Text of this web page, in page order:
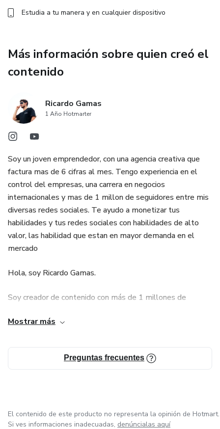
Estudia a tu manera y en cualquier dispositivo
Más información sobre quien creó el
contenido
Ricardo Gamas
1 Año Hotmarter
Soy un joven emprendedor, con una agencia creativa que
factura mas de 6 cifras al mes. Tengo experiencia en el
control del empresas, una carrera en negocios
internacionales y mas de 1 millon de seguidores entre mis
diversas redes sociales. Te ayudo a monetizar tus
habilidades y tus redes sociales con habilidades de alto
valor, las habilidad que estan en mayor demanda en el
mercado
Hola, soy Ricardo Gamas.
Soy creador de contenido con más de 1 millones de
de estoicismo, negocios digitales y desarrollo personal. A
personas a dejar de postergar su potencial y convertirse en
individuos valiosos, enfocados y rentables.
cambiar su mentalidad, su rutina y su manera de generar
ingresos.
Mostrar más
Preguntas frecuentes
El contenido de este producto no representa la opinión de Hotmart.
Si ves informaciones inadecuadas, denúncialas aquí